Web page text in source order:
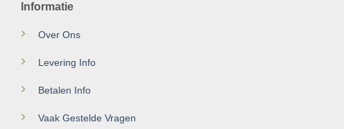
Informatie
Over Ons
Levering Info
Betalen Info
Vaak Gestelde Vragen